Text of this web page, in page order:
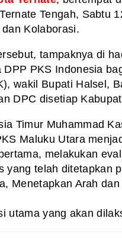
Tengah, Sabtu
Kolaborasi.
tampaknya di
PKS Indonesia
wakil Bupati Halsel,
DPC disetiap
Timur Muhammad
Maluku Utara
melakukan
yang telah ditetapkan
Menetapkan Arah
utama yang akan